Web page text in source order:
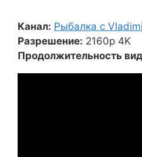
Канал: Рыбалка с
Разрешение: 2160p 4K
Продолжительность